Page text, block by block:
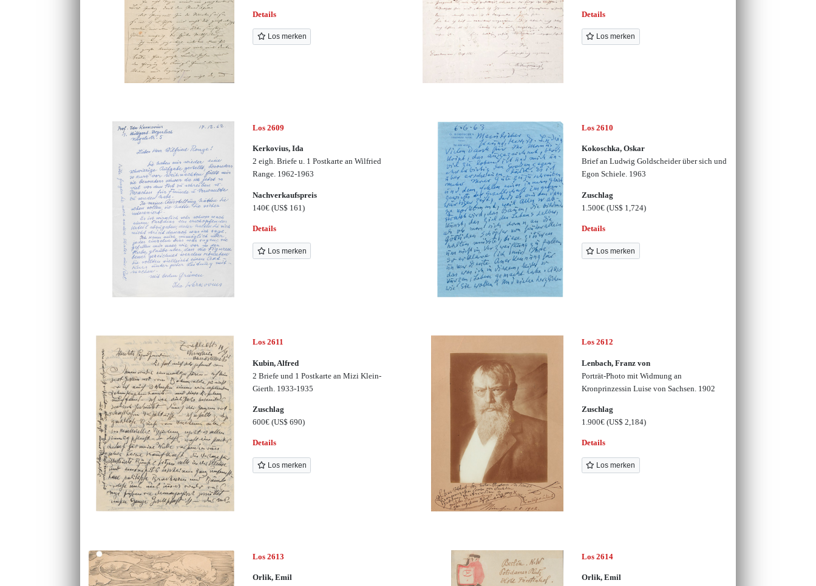
Details
Los merken
Details
Los merken
Los 2609
Kerkovius, Ida
2 eigh. Briefe u. 1 Postkarte an Wilfried
Range. 1962-1963
Nachverkaufspreis
140€(US$ 161)
Details
Los merken
Los 2610
Kokoschka, Oskar
Brief an Ludwig Goldscheider über sich und
Egon Schiele. 1963
Zuschlag
1.500€ (US$ 1,724)
Details
Los merken
Los 2611
Kubin, Alfred
2 Briefe und 1 Postkarte an Mizi Klein-
Gierth. 1933-1935
Zuschlag
600€(US$ 690)
Details
Los merken
Los 2612
Lenbach, Franz von
Porträt-Photo mit Widmung an
Kronprinzessin Luise von Sachsen. 1902
Zuschlag
1.900€ (US$ 2,184)
Details
Los merken
Los 2613
Orlik, Emil
Los 2614
Orlik, Emil